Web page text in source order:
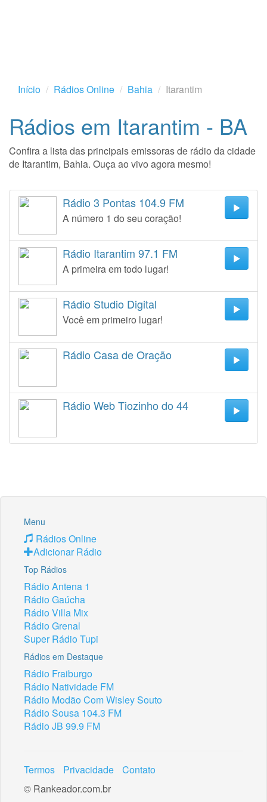
Início Rádios Online Bahia Itarantim
Rádios em Itarantim - BA
Confira a lista das principais emissoras de rádio da cidade
de Itarantim, Bahia. Ouça ao vivo agora mesmo!
Rádio 3 Pontas 104.9 FM
A número 1 do seu coração!
Rádio Itarantim 97.1 FM
A primeira em todo lugar!
Rádio Studio Digital
Você em primeiro lugar!
Rádio Casa de Oração
Rádio Web Tiozinho do 44
Menu
Rádios Online
Adicionar Rádio
Top Rádios
Rádio Antena 1
Rádio Gaúcha
Rádio Villa Mix
Rádio Grenal
Super Rádio Tupi
Rádios em Destaque
Rádio Fraiburgo
Rádio Natividade FM
Rádio Modão Com Wisley Souto
Rádio Sousa 104.3 FM
Rádio JB 99.9 FM
Termos Privacidade
Contato
© Rankeador.com.br